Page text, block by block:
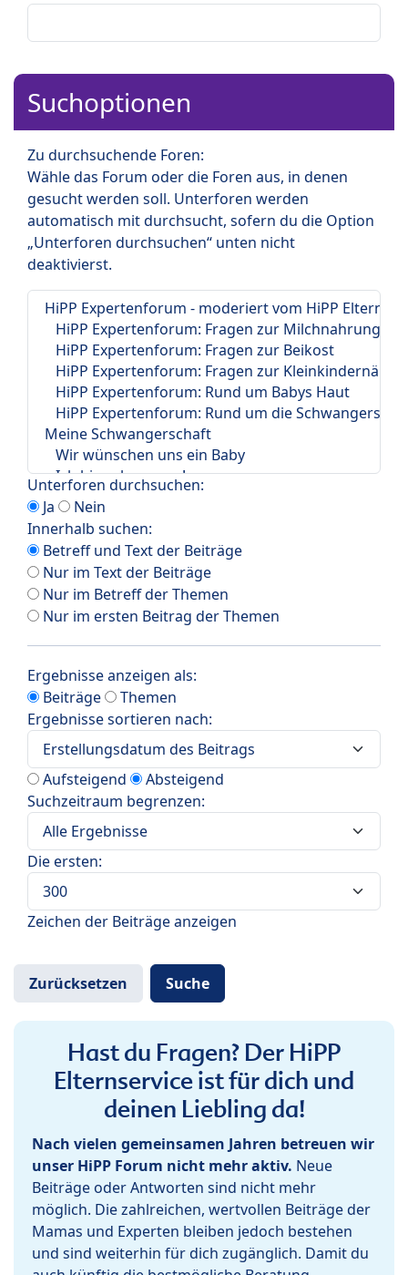
Suchoptionen
Zu durchsuchende Foren:
Wähle das Forum oder die Foren aus, in denen
gesucht werden soll. Unterforen werden
automatisch mit durchsucht, sofern du die Option
„Unterforen durchsuchen“ unten nicht
deaktivierst.
Unterforen durchsuchen:
Ja
Nein
Innerhalb suchen:
Betreff und Text der Beiträge
Nur im Text der Beiträge
Nur im Betreff der Themen
Nur im ersten Beitrag der Themen
Ergebnisse anzeigen als:
Beiträge
Themen
Ergebnisse sortieren nach:
Aufsteigend
Absteigend
Suchzeitraum begrenzen:
Die ersten:
Zeichen der Beiträge anzeigen
Hast du Fragen? Der HiPP
Elternservice ist für dich und
deinen Liebling da!
Nach vielen gemeinsamen Jahren betreuen wir
unser HiPP Forum nicht mehr aktiv. Neue
Beiträge oder Antworten sind nicht mehr
möglich. Die zahlreichen, wertvollen Beiträge der
Mamas und Experten bleiben jedoch bestehen
und sind weiterhin für dich zugänglich. Damit du